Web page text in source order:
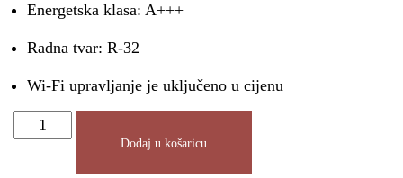
Energetska klasa: A+++
Radna tvar: R-32
Wi-Fi upravljanje je uključeno u cijenu
Dodaj u košaricu